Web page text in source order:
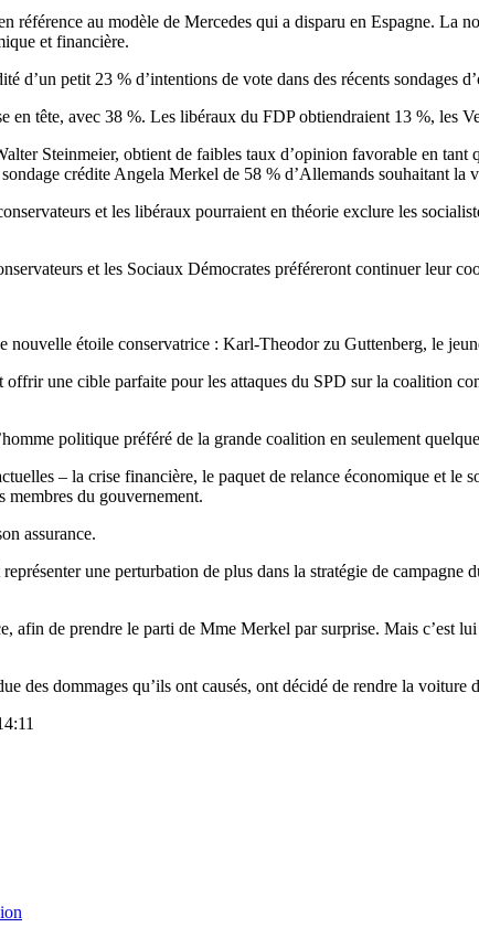
au modèle de Mercedes qui a disparu en Espagne. La
et financière.
d’un petit 23 % d’intentions de vote dans des récents sondages
tête, avec 38 %. Les libéraux du FDP obtiendraient 13 %, les
Steinmeier, obtient de faibles taux d’opinion favorable en tant
crédite Angela Merkel de 58 % d’Allemands souhaitant la
et les libéraux pourraient en théorie exclure les
et les Sociaux Démocrates préféreront continuer leur
nouvelle étoile conservatrice : Karl-Theodor zu Guttenberg, le
une cible parfaite pour les attaques du SPD sur la coalition
politique préféré de la grande coalition en seulement
– la crise financière, le paquet de relance économique et
membres du gouvernement.
assurance.
une perturbation de plus dans la stratégie de campagne
afin de prendre le parti de Mme Merkel par surprise. Mais c’est
des dommages qu’ils ont causés, ont décidé de rendre la